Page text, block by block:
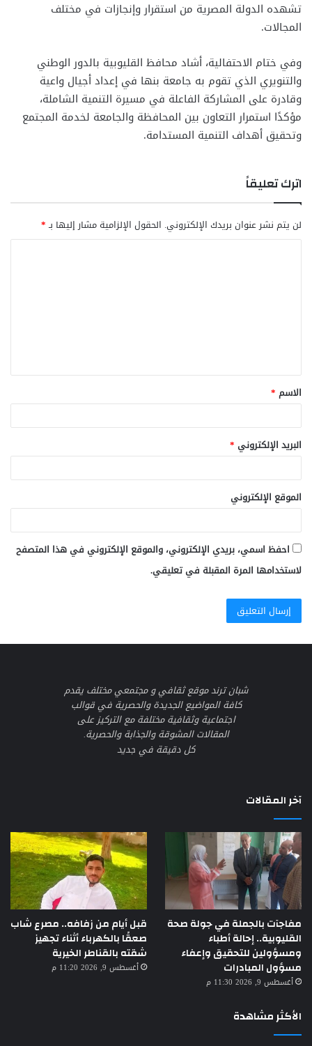
تشهده الدولة المصرية من استقرار وإنجازات في مختلف
المجالات.
وفي ختام الاحتفالية، أشاد محافظ القليوبية بالدور الوطني
والتنويري الذي تقوم به جامعة بنها في إعداد أجيال واعية
وقادرة على المشاركة الفاعلة في مسيرة التنمية الشاملة،
مؤكدًا استمرار التعاون بين المحافظة والجامعة لخدمة المجتمع
وتحقيق أهداف التنمية المستدامة.
اترك تعليقاً
لن يتم نشر عنوان بريدك الإلكتروني. الحقول الإلزامية مشار إليها بـ*
ق
*
الاسم *
البريد الإلكتروني *
الموقع الإلكتروني
احفظ اسمي، بريدي الإلكتروني، والموقع الإلكتروني في هذا المتصفح
لاستخدامها المرة المقبلة في تعليقي.
شبان ترند موقع ثقافي و مجتمعي مختلف يقدم
كافة المواضيع الجديدة والحصرية في قوالب
اجتماعية وثقافية مختلفة مع التركيز على
المقالات المشوقة والجذابة والحصرية.
كل دقيقة في جديد
آخر المقالات
مفاجآت بالجملة في جولة صحة
القليوبية.. إحالة أطباء
ومسؤولين للتحقيق وإعفاء
مسؤول المبادرات
أغسطس 9, 2026 11:30 م
قبل أيام من زفافه.. مصرع شاب
صعقًا بالكهرباء أثناء تجهيز
شقته بالقناطر الخيرية
أغسطس 9, 2026 11:20 م
الأكثر مشاهدة